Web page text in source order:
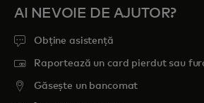
AI NEVOIE DE AJUTOR?
Obține asistență
Raportează un card pierdut sau
Găsește un bancomat